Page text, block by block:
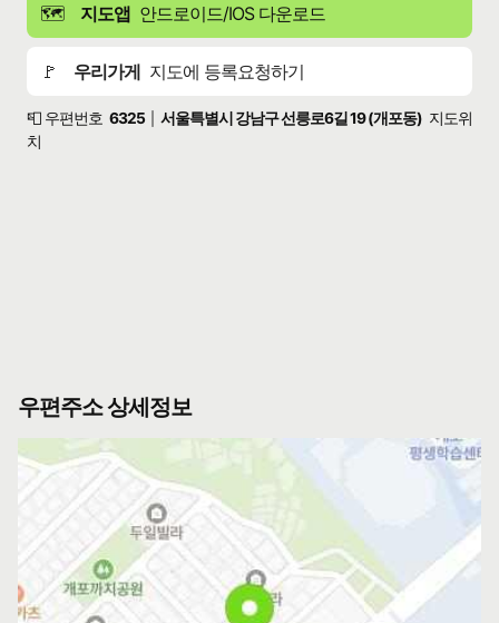
🗺️ 지도앱 안드로이드/IOS 다운로드
🚩 우리가게 지도에 등록요청하기
📮 우편번호 6325 서울특별시 강남구 선릉로6길 19 (개포동) 지도위
치
우편주소 상세정보